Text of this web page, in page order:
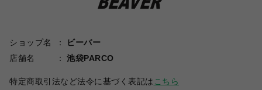
ショップ名
ビーバー
店舗名
池袋PARCO
特定商取引法など法令に基づく表記は こちら